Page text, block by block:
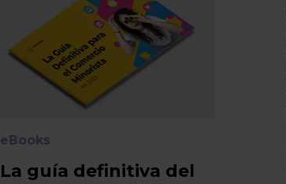
eBooks
La guía definitiva del